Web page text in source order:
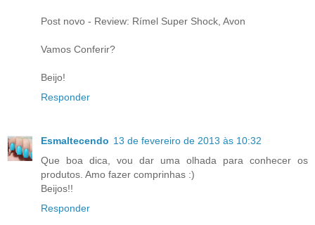
Post novo - Review: Rímel Super Shock, Avon
Vamos Conferir?
Beijo!
Responder
Esmaltecendo 13 de fevereiro de 2013 às 10:32
Que boa dica, vou dar uma olhada para conhecer os
produtos. Amo fazer comprinhas :)
Beijos!!
Responder